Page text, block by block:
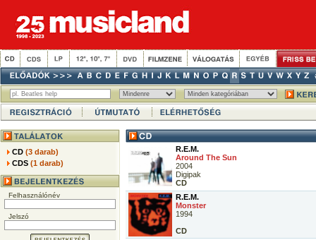
CD(3 darab)
CDS(1 darab)
Felhasználónév
Jelszó
R.E.M.
Around The Sun
2004
Digipak
CD
R.E.M.
Monster
1994
CD